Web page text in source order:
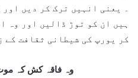
۔ یعنی انہیں ترک کر دیں
ہیں ان کو توڑ ڈالیں اور وہ
کر یورپ کی شیطانی ثقافت کے
وہ فاقہ کش کہ